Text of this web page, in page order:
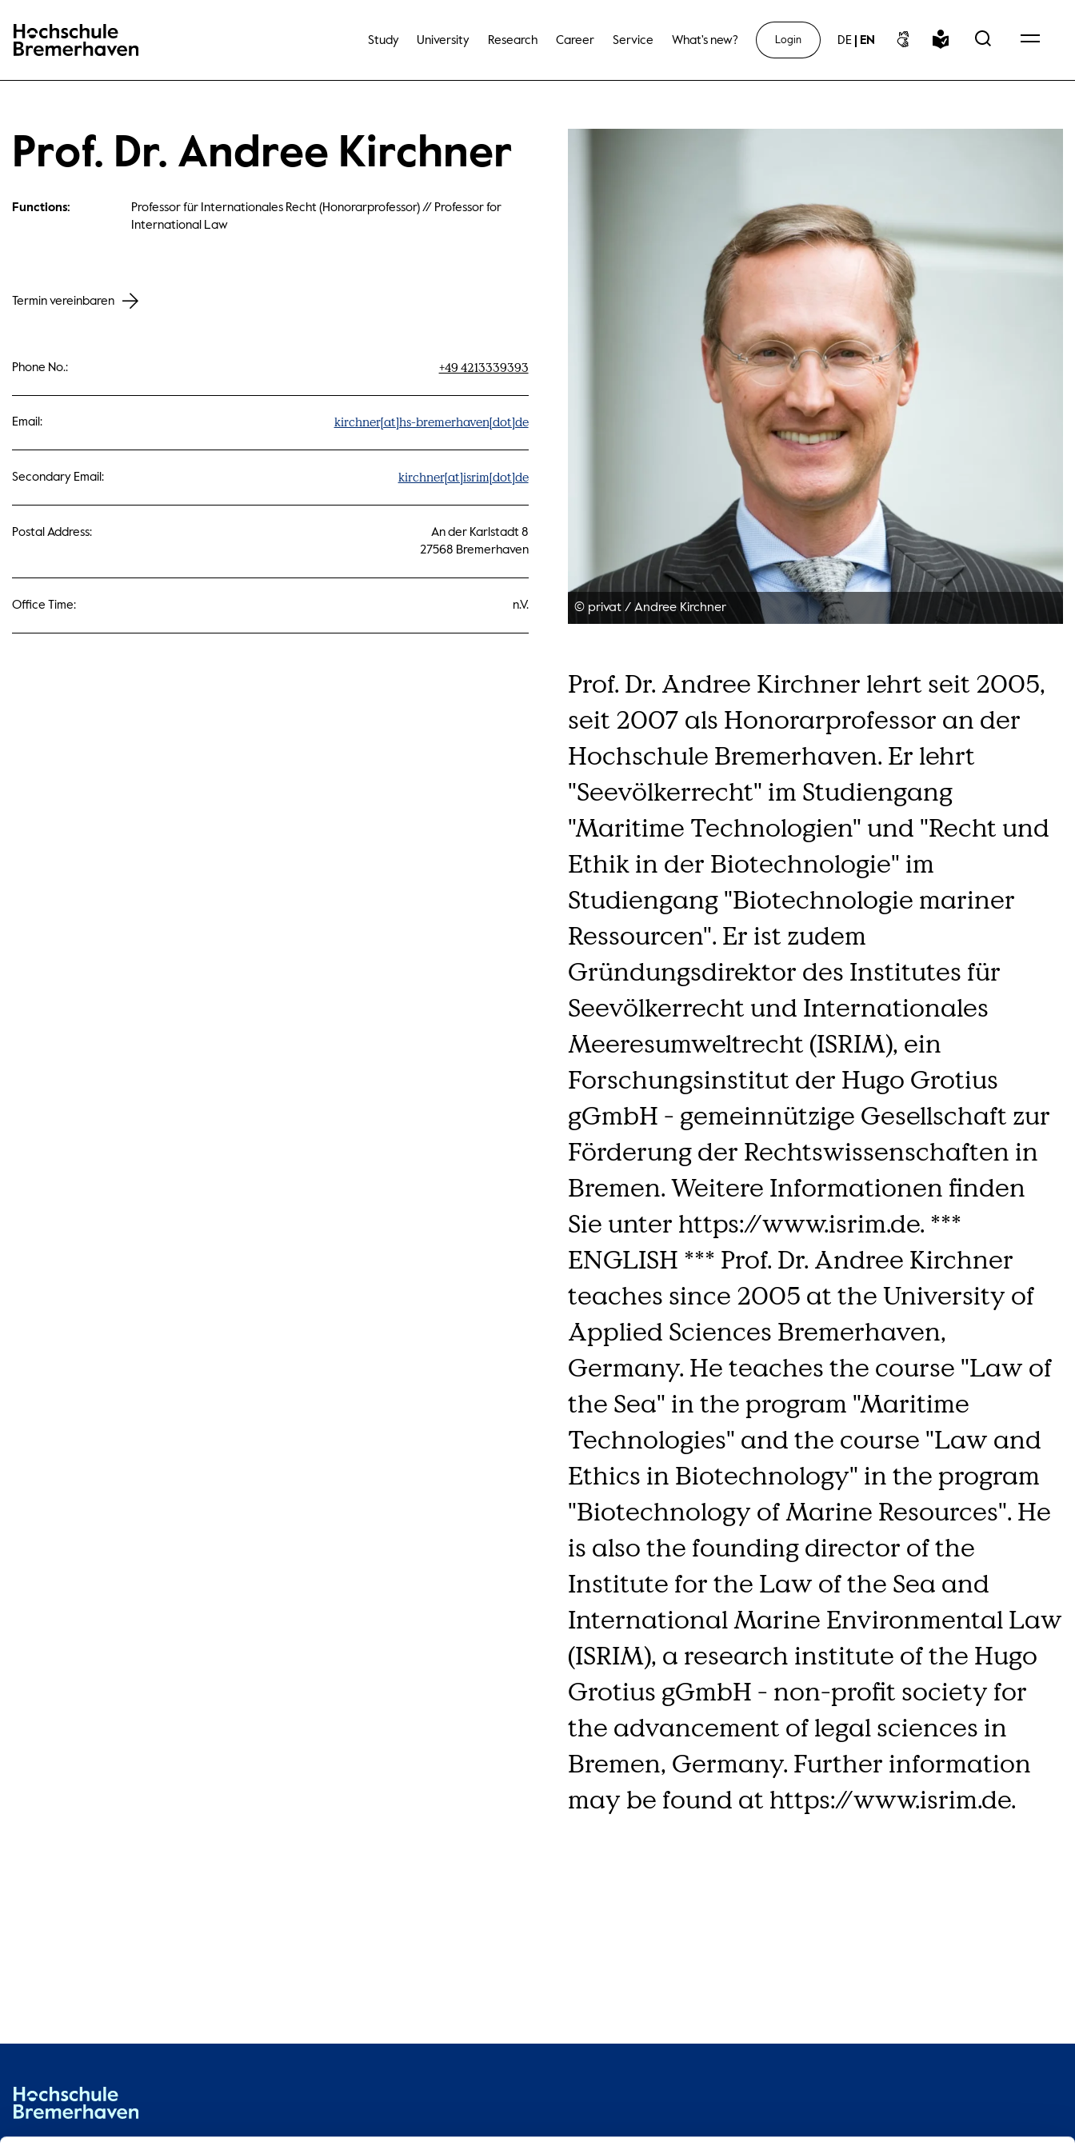
Hochschule Bremerhaven
Study University Research Career Service What's new? Login DE EN
Prof. Dr. Andree Kirchner
Functions:
Professor für Internationales Recht (Honorarprofessor) // Professor for
International Law
Termin vereinbaren
Phone No.: +49 4213339393
Email: kirchner[at]hs-bremerhaven[dot]de
Secondary Email: kirchner[at]isrim[dot]de
Postal Address:
An der Karlstadt 8
27568 Bremerhaven
Office Time: n.V. © privat /Andree Kirchner
Prof. Dr. Andree Kirchner lehrt seit 2005,
seit 2007 als Honorarprofessor an der
Hochschule Bremerhaven. Er lehrt
"Seevölkerrecht" im Studiengang
"Maritime Technologien" und "Recht und
Ethik in der Biotechnologie" im
Studiengang "Biotechnologie mariner
Ressourcen". Er ist zudem
Gründungsdirektor des Institutes für
Seevölkerrecht und Internationales
Meeresumweltrecht (ISRIM), ein
Forschungsinstitut der Hugo Grotius
gGmbH - gemeinnützige Gesellschaft zur
Förderung der Rechtswissenschaften in
Bremen. Weitere Informationen finden
Sie unter https://www.isrim.de. ***
ENGLISH *** Prof. Dr. Andree Kirchner
teaches since 2005 at the University of
Applied Sciences Bremerhaven,
Germany. He teaches the course "Law of
the Sea" in the program "Maritime
Technologies" and the course "Law and
Ethics in Biotechnology" in the program
"Biotechnology of Marine Resources". He
is also the founding director of the
Institute for the Law of the Sea and
International Marine Environmental Law
(ISRIM), a research institute of the Hugo
Grotius gGmbH - non-profit society for
the advancement of legal sciences in
Bremen, Germany. Further information
may be found at https://www.isrim.de.